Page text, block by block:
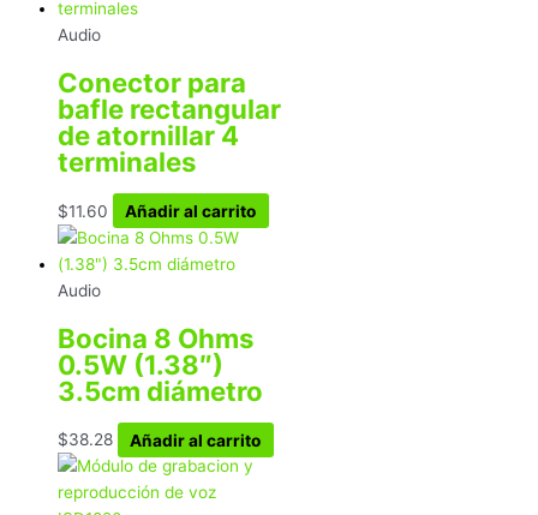
Audio
Conector para
bafle rectangular
de atornillar 4
terminales
$11.60 Añadir al carrito
Audio
Bocina 8 Ohms
0.5W (1.38″)
3.5cm diámetro
$38.28 Añadir al carrito